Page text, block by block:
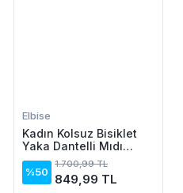
Elbise
Kadın Kolsuz Bisiklet
Yaka Dantelli Mıdı
Janjan Krep Elbise
%50
1.700,99 TL
849,99 TL